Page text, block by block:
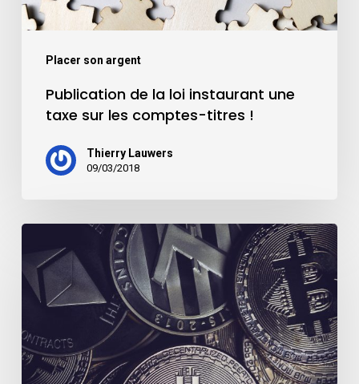
Placer son argent
Publication de la loi instaurant une
taxe sur les comptes-titres !
Thierry Lauwers
09/03/2018